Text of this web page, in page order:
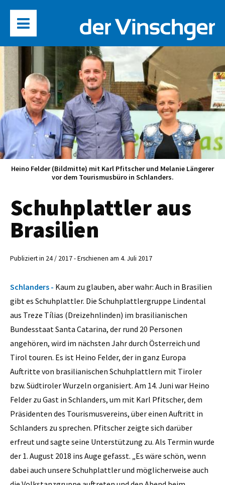
Heino Felder (Bildmitte) mit Karl Pfitscher und Melanie Längerer
vor dem Tourismusbüro in Schlanders.
Schuhplattler aus
Brasilien
Publiziert in 24 / 2017 - Erschienen am 4. Juli 2017
Schlanders - Kaum zu glauben, aber wahr: Auch in Brasilien
gibt es Schuhplattler. Die Schuhplattlergruppe Lindental
aus Treze Tílias (Dreizehnlinden) im brasilianischen
Bundesstaat Santa Catarina, der rund 20 Personen
angehören, wird im nächsten Jahr durch Österreich und
Tirol touren. Es ist Heino Felder, der in ganz Europa
Auftritte von brasilianischen Schuhplattlern mit Tiroler
bzw. Südtiroler Wurzeln organisiert. Am 14. Juni war Heino
Felder zu Gast in Schlanders, um mit Karl Pfitscher, dem
Präsidenten des Tourismusvereins, über einen Auftritt in
Schlanders zu sprechen. Pfitscher zeigte sich darüber
erfreut und sagte seine Unterstützung zu. Als Termin wurde
der 1. August 2018 ins Auge gefasst. „Es wäre schön, wenn
dabei auch unsere Schuhplattler und möglicherweise auch